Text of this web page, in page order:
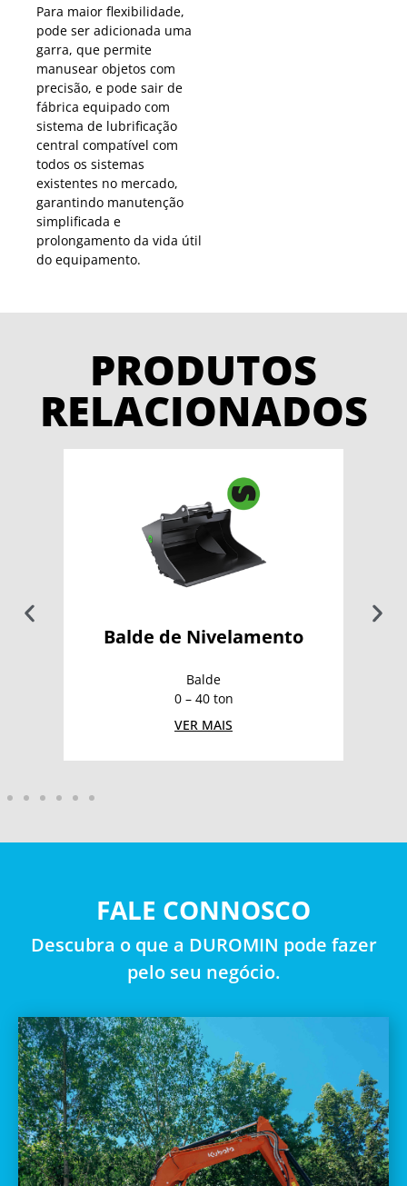
Para maior flexibilidade,
pode ser adicionada uma
garra, que permite
manusear objetos com
precisão, e pode sair de
fábrica equipado com
sistema de lubrificação
central compatível com
todos os sistemas
existentes no mercado,
garantindo manutenção
simplificada e
prolongamento da vida útil
do equipamento.
PRODUTOS
RELACIONADOS
Balde de Nivelamento
Balde
0 – 40 ton
VER MAIS
FALE CONNOSCO
Descubra o que a DUROMIN pode fazer
pelo seu negócio.